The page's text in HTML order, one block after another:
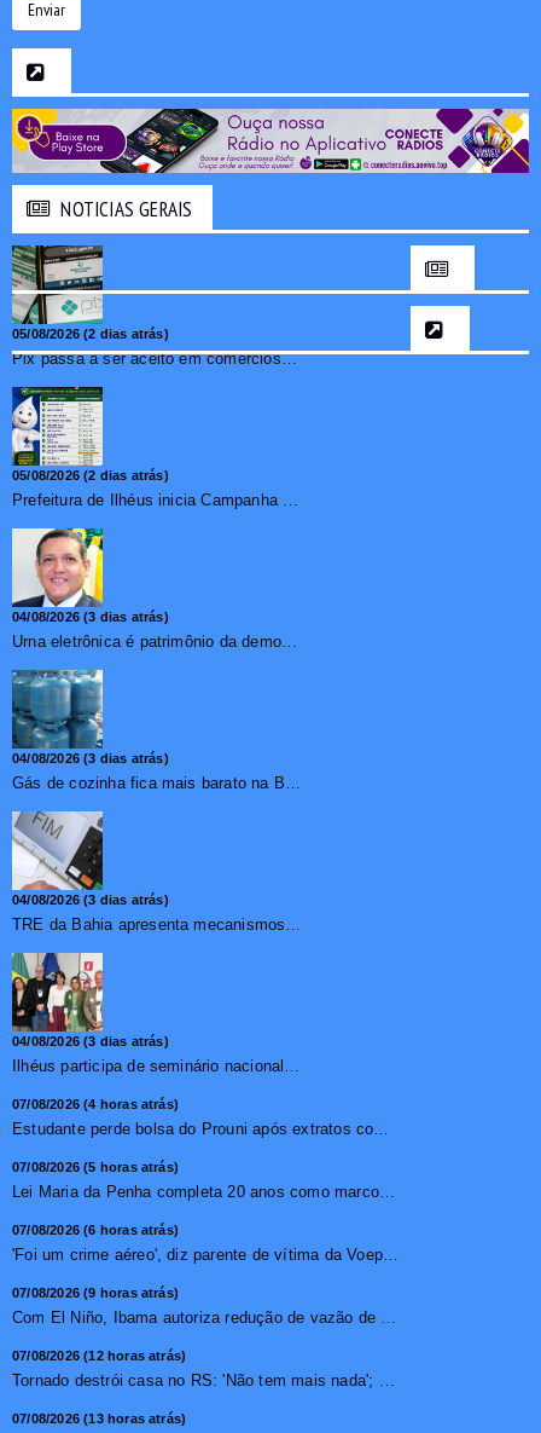
Enviar
NOTICIAS GERAIS
05/08/2026 (2 dias atrás)
Pix passa a ser aceito em comércios de oito países e amplia opções de pagamento para brasileiros no exterior
05/08/2026 (2 dias atrás)
Prefeitura de Ilhéus inicia Campanha de Multivacinação 2026
04/08/2026 (3 dias atrás)
Urna eletrônica é patrimônio da democracia, diz presidente do TSE
04/08/2026 (3 dias atrás)
Gás de cozinha fica mais barato na Bahia após redução de 7,1%
04/08/2026 (3 dias atrás)
TRE da Bahia apresenta mecanismos de segurança das urnas e nova ordem de votação para eleições
04/08/2026 (3 dias atrás)
Ilhéus participa de seminário nacional sobre turismo sustentável e captação de investimentos
07/08/2026 (4 horas atrás)
Estudante perde bolsa do Prouni após extratos com apostas ...
07/08/2026 (5 horas atrás)
Lei Maria da Penha completa 20 anos como marco no combate �...
07/08/2026 (6 horas atrás)
'Foi um crime aéreo', diz parente de vítima da Voepass ...
07/08/2026 (9 horas atrás)
Com El Niño, Ibama autoriza redução de vazão de água e...
07/08/2026 (12 horas atrás)
Tornado destrói casa no RS: 'Não tem mais nada'; vídeo ...
07/08/2026 (13 horas atrás)